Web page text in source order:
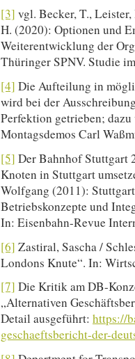
[3] vgl. Becker, T.,
H. (2020): Optionen und
Weiterentwicklung der
Thüringer SPNV. Studie
[4] Die Aufteilung in
wird bei der
Perfektion getrieben;
Montagsdemos Carl
[5] Der Bahnhof Stuttgart
Knoten in Stuttgart
Wolfgang (2011):
Betriebskonzepte und
In: Eisenbahn-Revue
[6] Zastiral, Sascha /
Londons Knute“. In:
[7] Die Kritik am DB-
„Alternativen
Detail ausgeführt: https://
geschaeftsbericht-der-